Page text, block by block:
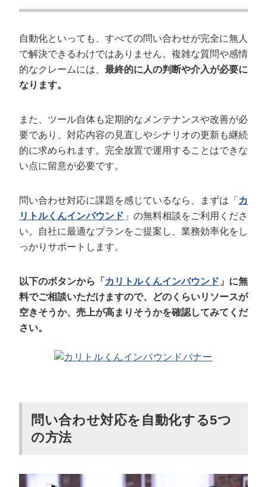
自動化といっても、すべての問い合わせが完全に無人
で解決できるわけではありません。複雑な質問や感情
的なクレームには、 最終的に人の判断や介入が必要に
なります。
また、ツール自体も定期的なメンテナンスや改善が必
要であり、対応内容の見直しやシナリオの更新も継続
的に求められます。完全放置で運用することはできな
い点に留意が必要です。
問い合わせ対応に課題を感じているなら、まずは「 カ
リトルくんインバウンド 」の無料相談をご利用くださ
い。自社に最適なプランをご提案し、業務効率化をし
っかりサポートします。
以下のボタンから「 カリトルくんインバウンド 」に無
料でご相談いただけますので、どのくらいリソースが
空きそうか、売上が高まりそうかを確認してみてくだ
さい。
問い合わせ対応を自動化する5つ
の方法